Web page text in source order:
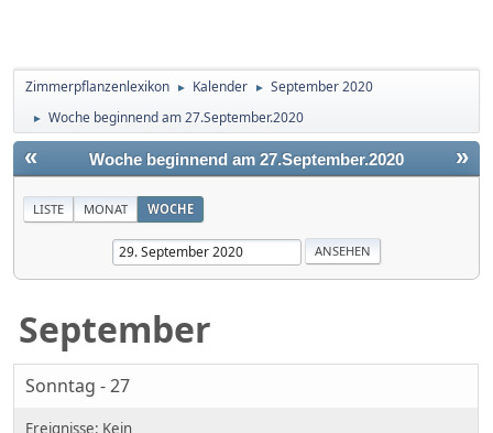
Zimmerpflanzenlexikon ► Kalender ► September 2020
► Woche beginnend am 27.September.2020
« »
Woche beginnend am 27.September.2020
LISTE MONAT WOCHE
September
Sonntag - 27